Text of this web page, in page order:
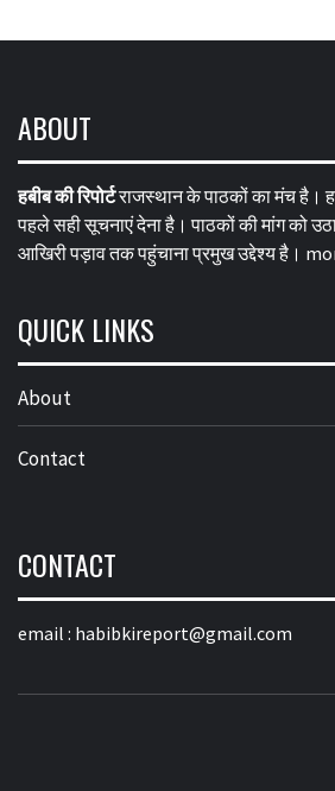
ABOUT
हबीब की रिपोर्टराजस्थान के पाठकों का मंच है।
पहले सही सूचनाएं देना है। पाठकों की मांग को
आखिरी पड़ाव तक पहुंचाना प्रमुख उद्देश्य है।
QUICK LINKS
About
Contact
CONTACT
email : habibkireport@gmail.com